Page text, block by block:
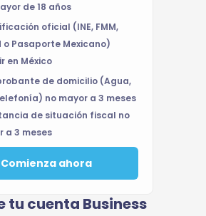
de 18 años
oficial (INE, FMM,
o Pasaporte Mexicano)
en México
de domicilio (Agua,
no mayor a 3 meses
de situación fiscal no
a 3 meses
Comienza ahora
tu cuenta Business